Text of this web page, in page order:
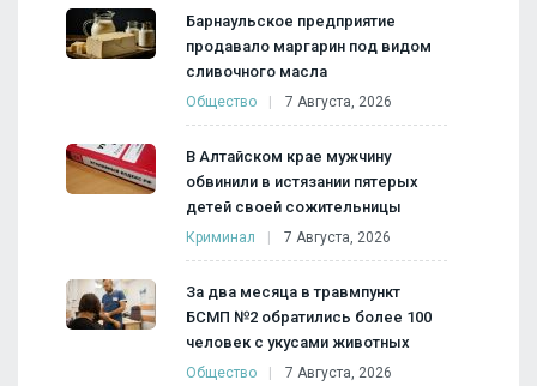
Барнаульское предприятие
продавало маргарин под видом
сливочного масла
Общество 7 Августа, 2026
В Алтайском крае мужчину
обвинили в истязании пятерых
детей своей сожительницы
Криминал 7 Августа, 2026
За два месяца в травмпункт
БСМП №2 обратились более 100
человек с укусами животных
Общество 7 Августа, 2026